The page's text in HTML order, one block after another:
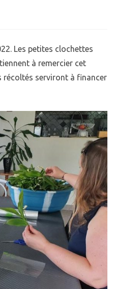
Les petites clochettes
à remercier cet
récoltés serviront à financer